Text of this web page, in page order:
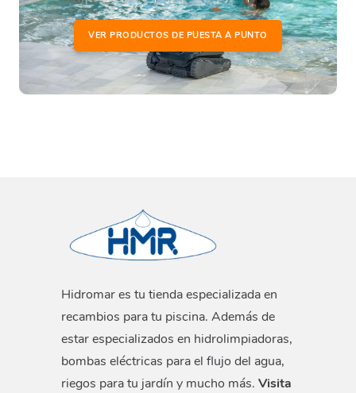
VER PRODUCTOS DE PUESTA A PUNTO
Hidromar es tu tienda especializada en
recambios para tu piscina. Además de
estar especializados en hidrolimpiadoras,
bombas eléctricas para el flujo del agua,
riegos para tu jardín y mucho más. Visita